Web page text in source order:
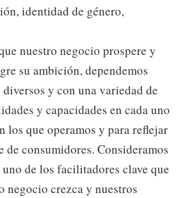
identidad de género,
nuestro negocio prospere y
su ambición, dependemos
y con una variedad de
y capacidades en cada uno
los que operamos y para reflejar
de consumidores. Consideramos
de los facilitadores clave que
negocio crezca y nuestros